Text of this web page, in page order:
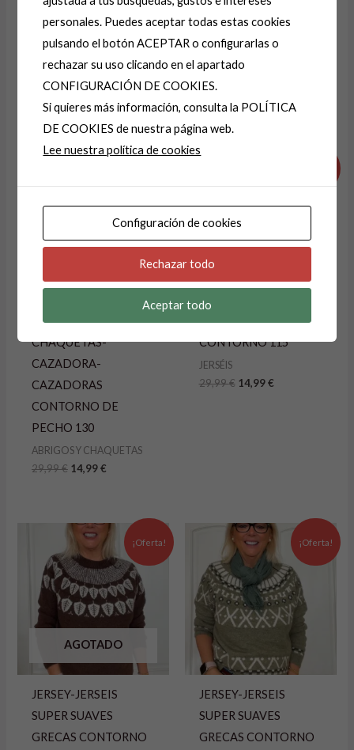
A
e
n
v
Productos relacionados
CHAQUETA-
CHAQUETAS-
CAZADORA-
CAZADORAS
CONTORNO DE
PECHO 130
ABRIGOS Y CHAQUETAS
29,99€
El
29,99 €.
14,99€
El
14,99 €.
JERSEY -JERSEIS
CONTORNO 115
JERSÉIS
29,99€
29,99 €.
14,99€
14,99 €.
¡Oferta!
AGOTADO
JERSEY-JERSEIS
SUPER SUAVES
GRECAS CONTORNO
El
precio
original
era:
39,99 €.
El
precio
actual
es:
15,99 €.
¡Oferta!
JERSEY-JERSEIS
SUPER SUAVES
GRECAS CONTORNO
El
precio
original
era:
39,99 €.
El
precio
actual
es:
15,99 €.
personales. Puedes aceptar todas estas cookies
pulsando el botón ACEPTAR o configurarlas o
rechazar su uso clicando en el apartado
CONFIGURACIÓN DE COOKIES.
Si quieres más información, consulta la POLÍTICA
DE COOKIES de nuestra página web.
Lee nuestra política de cookies
Configuración de cookies
Rechazar todo
Aceptar todo